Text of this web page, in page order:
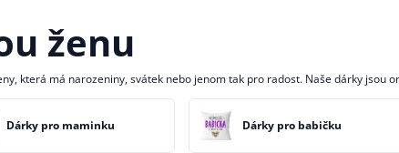
ženu
která má narozeniny, svátek nebo jenom tak pro radost. Naše dárky jsou
Dárky pro maminku Dárky pro babičku